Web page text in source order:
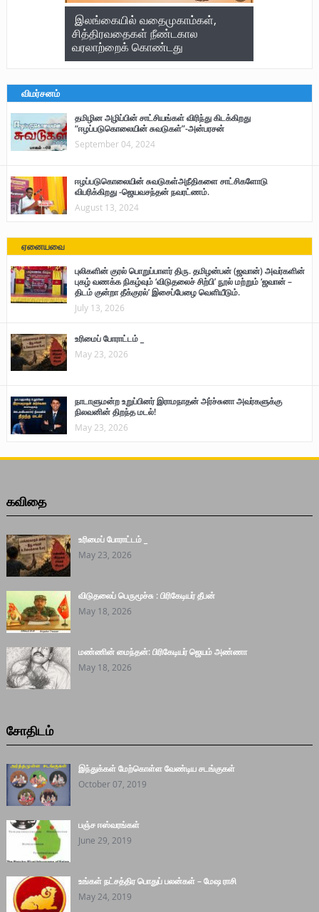
இலங்கையில் வதைமுகாம்கள்,
சித்திரவதைகள் நீண்டகால
வரலாற்றைக் கொண்டது
விமர்சனம்
தமிழின அழிப்பின் சாட்சியங்கள் விரிந்து கிடக்கிறது
“ஈழப்படுகொலையின் சுவடுகள்”-அன்பரசன்
September 04, 2024
ஈழப்படுகொலையின் சுவடுகள்அநீதிகளை சாட்சிகளோடு
விபரிக்கிறது -ஜெயவசந்தன் நவரட்ணம்.
August 13, 2024
ஏனையவை
புலிகளின் குரல் பொறுப்பாளர் திரு. தமிழன்பன் (ஜவான்) அவர்களின்
புகழ் வணக்க நிகழ்வும் ‘விடுதலைச் சிற்பி’ நூல் மற்றும் ‘ஜவான் –
திடம் குன்றா தீக்குரல்’ இசைப்பேழை வெளியீடும்.
July 13, 2026
உரிமைப் போராட்டம் _
May 23, 2026
நாடாளுமன்ற உறுப்பினர் இராமநாதன் அர்ச்சுனா அவர்களுக்கு
நிலவனின் திறந்த மடல்!
May 23, 2026
கவிதை
உரிமைப் போராட்டம் _
May 23, 2026
விடுதலைப் பெருமூச்சு : பிரிகேடியர் தீபன்
May 18, 2026
மண்ணின் மைந்தன்: பிரிகேடியர் ஜெயம் அண்ணா
May 18, 2026
சோதிடம்
இந்துக்கள் மேற்கொள்ள வேண்டிய சடங்குகள்
October 07, 2019
பஞ்ச ஈஸ்வரங்கள்
June 29, 2019
உங்கள் நட்சத்திர பொதுப் பலன்கள் – மேஷ ராசி
May 24, 2019